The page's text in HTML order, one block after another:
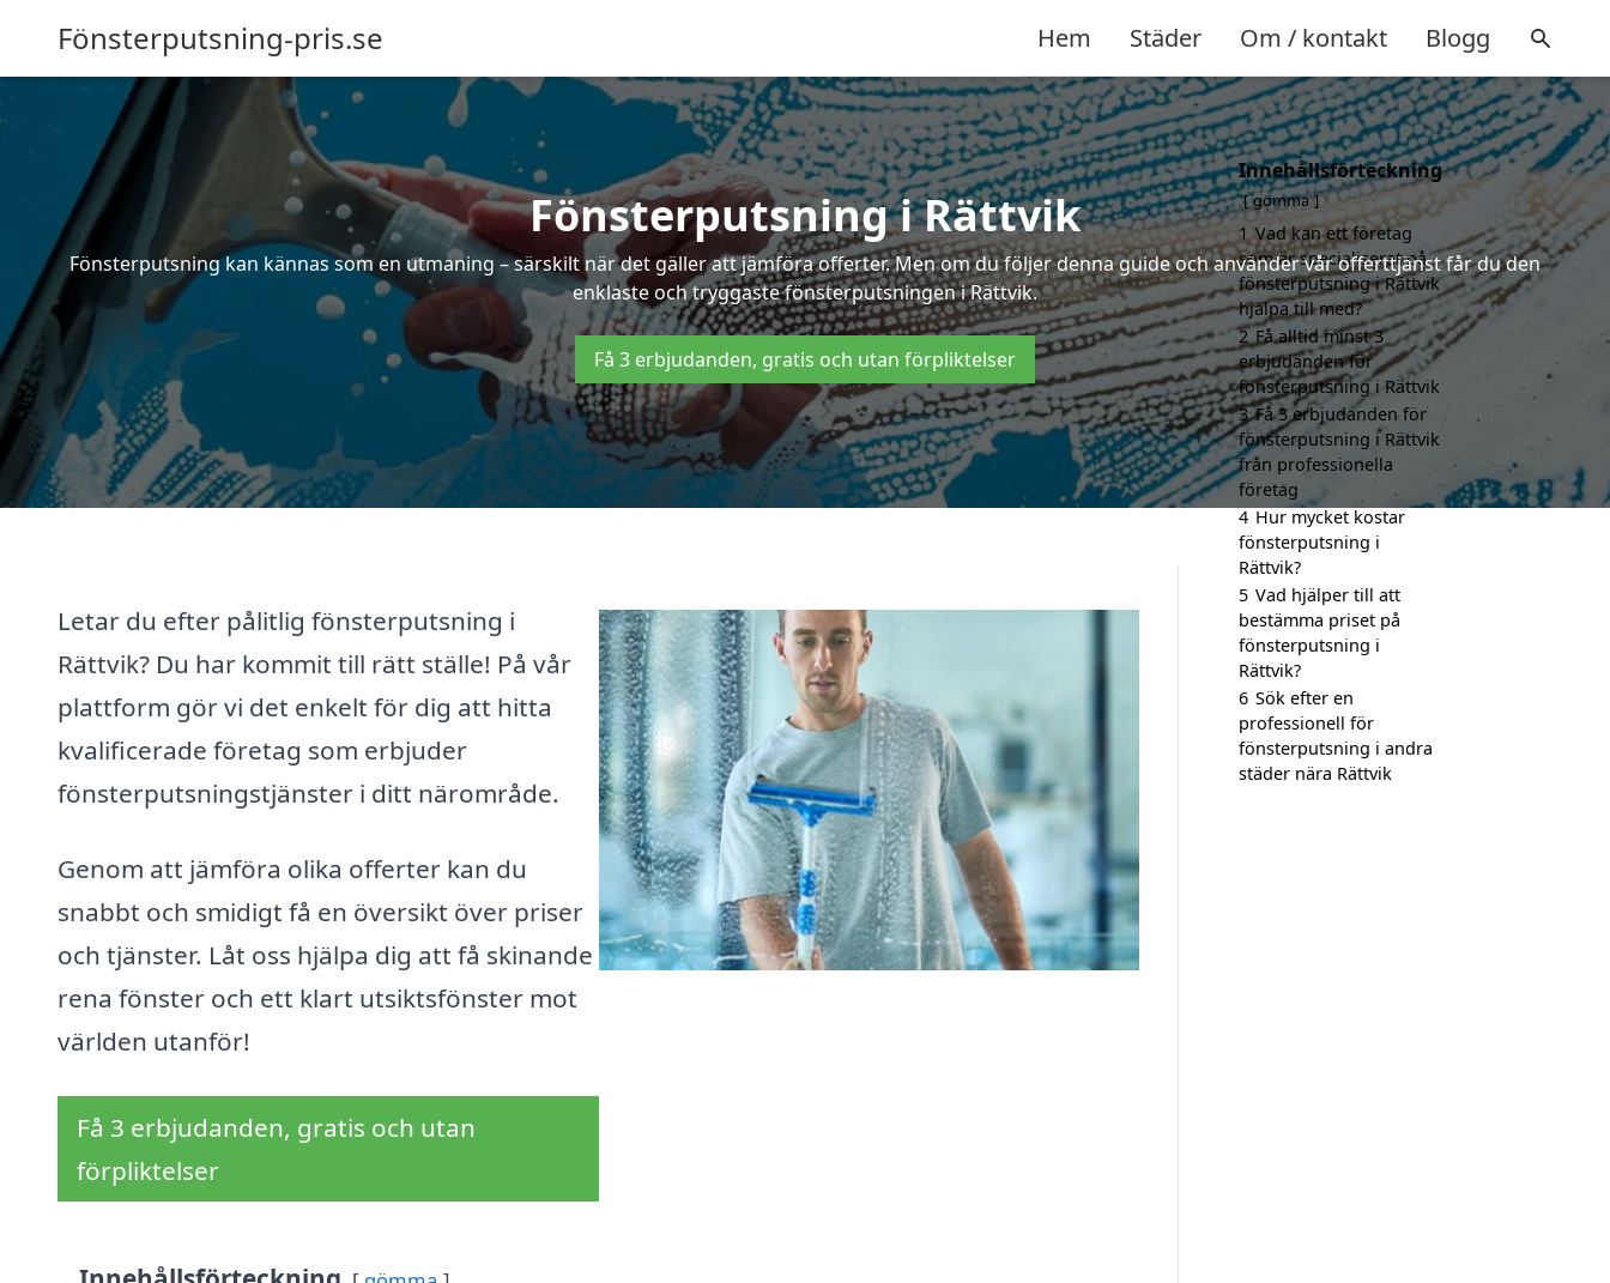
Fönsterputsning-pris.se Hem Städer Om / kontakt Blogg
Fönsterputsning i Rättvik
Fönsterputsning kan kännas som en utmaning – särskilt när det gäller att jämföra offerter. Men om du följer denna guide och använder vår offerttjänst får du den
enklaste och tryggaste fönsterputsningen i Rättvik.
Få 3 erbjudanden, gratis och utan förpliktelser
Letar du efter pålitlig fönsterputsning i
Rättvik? Du har kommit till rätt ställe! På vår
plattform gör vi det enkelt för dig att hitta
kvalificerade företag som erbjuder
fönsterputsningstjänster i ditt närområde.
Genom att jämföra olika offerter kan du
snabbt och smidigt få en översikt över priser
och tjänster. Låt oss hjälpa dig att få skinande
rena fönster och ett klart utsiktsfönster mot
världen utanför!
Få 3 erbjudanden, gratis och utan
förpliktelser
Innehållsförteckning
gömma
1 Vad kan ett företag
som är specialiserat på
fönsterputsning i Rättvik
hjälpa till med?
2 Få alltid minst 3
erbjudanden för
fönsterputsning i Rättvik
3 Få 3 erbjudanden för
fönsterputsning i Rättvik
från professionella
företag
4 Hur mycket kostar
fönsterputsning i
Rättvik?
5 Vad hjälper till att
bestämma priset på
fönsterputsning i
Rättvik?
6 Sök efter en
professionell för
fönsterputsning i andra
städer nära Rättvik